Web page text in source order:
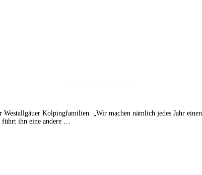
Kolpingfamilien. „Wir machen nämlich jedes Jahr einen
führt ihn eine andere …